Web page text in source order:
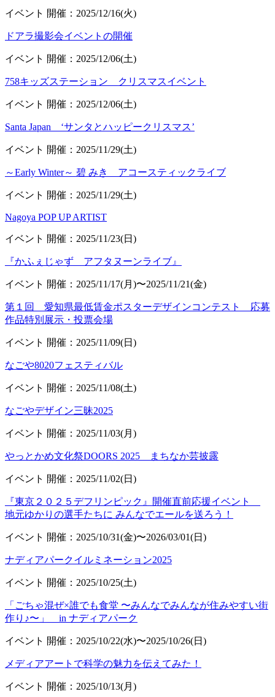
イベント 開催：2025/12/16(火)
ドアラ撮影会イベントの開催
イベント 開催：2025/12/06(土)
758キッズステーション クリスマスイベント
イベント 開催：2025/12/06(土)
Santa Japan ‘サンタとハッピークリスマス’
イベント 開催：2025/11/29(土)
～Early Winter～ 碧 みき アコースティックライブ
イベント 開催：2025/11/29(土)
Nagoya POP UP ARTIST
イベント 開催：2025/11/23(日)
『かふぇじゃず アフタヌーンライブ』
イベント 開催：2025/11/17(月)〜2025/11/21(金)
第１回 愛知県最低賃金ポスターデザインコンテスト 応募
作品特別展示・投票会場
イベント 開催：2025/11/09(日)
なごや8020フェスティバル
イベント 開催：2025/11/08(土)
なごやデザイン三昧2025
イベント 開催：2025/11/03(月)
やっとかめ文化祭DOORS 2025 まちなか芸披露
イベント 開催：2025/11/02(日)
『東京２０２５デフリンピック』開催直前応援イベント
地元ゆかりの選手たちに みんなでエールを送ろう！
イベント 開催：2025/10/31(金)〜2026/03/01(日)
ナディアパークイルミネーション2025
イベント 開催：2025/10/25(土)
「ごちゃ混ぜ×誰でも食堂 〜みんなでみんなが住みやすい街
作り♪〜」 in ナディアパーク
イベント 開催：2025/10/22(水)〜2025/10/26(日)
メディアアートで科学の魅力を伝えてみた！
イベント 開催：2025/10/13(月)